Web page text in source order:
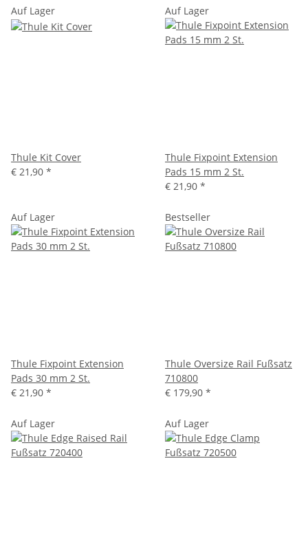
Auf Lager
Thule Kit Cover
€ 21,90 *
Auf Lager
Thule Fixpoint Extension
Pads 15 mm 2 St.
€ 21,90 *
Auf Lager
Thule Fixpoint Extension
Pads 30 mm 2 St.
€ 21,90 *
Bestseller
Thule Oversize Rail Fußsatz
710800
€ 179,90 *
Auf Lager Auf Lager